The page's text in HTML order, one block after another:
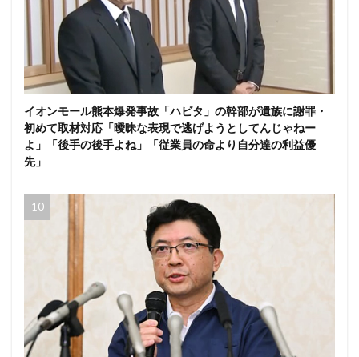
イオンモール熊本爆発事故「ハビタ」の幹部が遺族に謝罪・
初めて取材対応「曖昧な表現で逃げようとしてんじゃねー
よ」「後手の後手よね」「従業員の命より自分達の利益優
先」